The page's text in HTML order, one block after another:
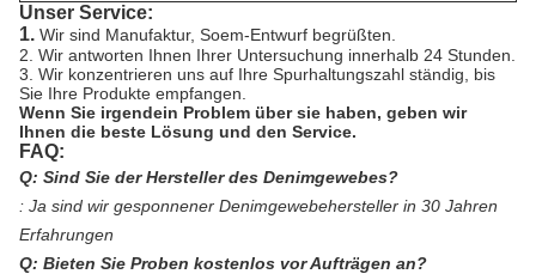
Unser Service:
1. Wir sind Manufaktur, Soem-Entwurf begrüßten.
2. Wir antworten Ihnen Ihrer Untersuchung innerhalb 24 Stunden.
3. Wir konzentrieren uns auf Ihre Spurhaltungszahl ständig, bis
Sie Ihre Produkte empfangen.
Wenn Sie irgendein Problem über sie haben, geben wir
Ihnen die beste Lösung und den Service.
FAQ:
Q: Sind Sie der Hersteller des Denimgewebes?
: Ja sind wir gesponnener Denimgewebehersteller in 30 Jahren
Erfahrungen
Q: Bieten Sie Proben kostenlos vor Aufträgen an?